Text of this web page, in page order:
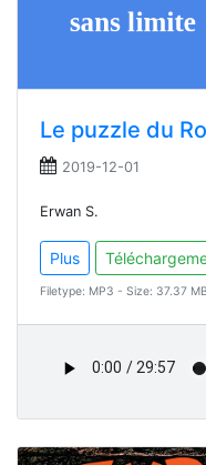
Le puzzle du
2019-12-01
Erwan S.
Plus
Filetype: MP3 - Size: 37.37